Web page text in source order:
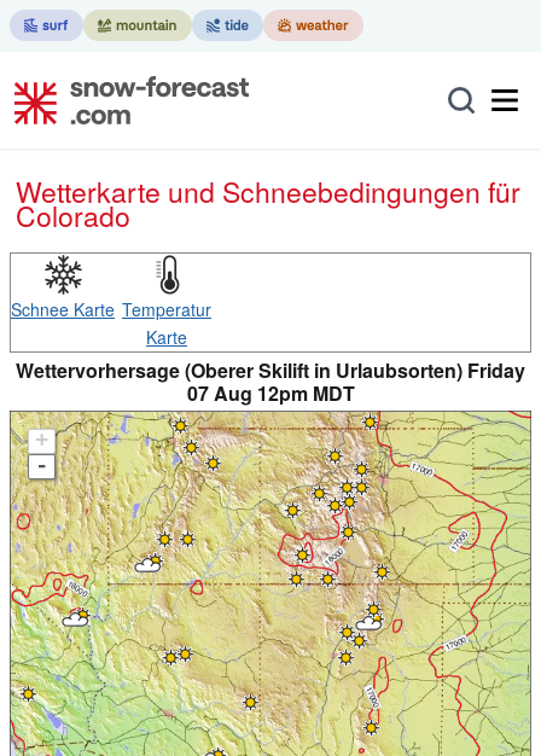
Wetterkarte und Schneebedingungen für
Colorado
Schnee Karte Temperatur
Karte
Wettervorhersage (Oberer Skilift in Urlaubsorten) Friday
07 Aug 12pm MDT
+
-